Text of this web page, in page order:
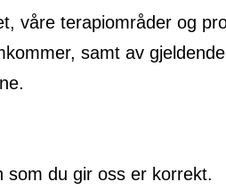
våre terapiområder og
samt av
som du gir oss er korrekt.